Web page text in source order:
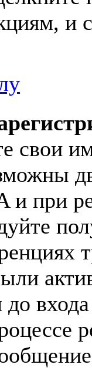
и
свои
и при
до